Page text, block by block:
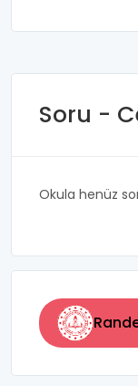
Soru -
Okula henüz